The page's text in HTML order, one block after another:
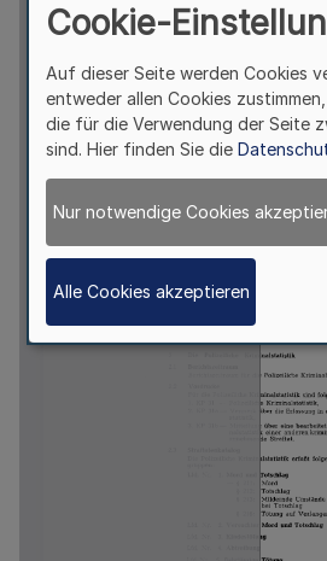
Cookie-
Auf dieser Seite werden Cookies
entweder allen Cookies
die für die Verwendung der Seite
sind. Hier finden Sie die
Nur notwendige Cookies
Alle Cookies akzeptieren